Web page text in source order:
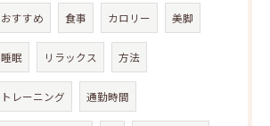
おすすめ 食事 カロリー 美脚
睡眠 リラックス 方法
トレーニング 通勤時間